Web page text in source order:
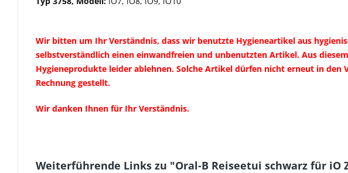
Wir bitten um Ihr Verständnis, dass wir benutzte Hygieneartikel aus
selbstverständlich einen einwandfreien und unbenutzten Artikel. Aus
Hygieneprodukte leider ablehnen. Solche Artikel dürfen nicht erneut in
Rechnung gestellt.
Wir danken Ihnen für Ihr Verständnis.
Weiterführende Links zu "Oral-B Reiseetui schwarz für iO